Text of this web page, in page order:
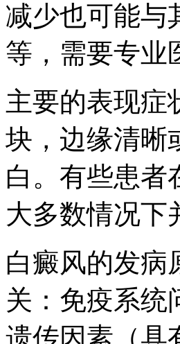
减少也可能与
等，需要专业
主要的表现症
块，边缘清晰
白。有些患者
大多数情况下
白癜风的发病
关：免疫系统
遗传因素（具